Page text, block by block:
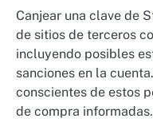
Canjear una clave de
de sitios de terceros
incluyendo posibles
sanciones en la
conscientes de estos
de compra informadas.